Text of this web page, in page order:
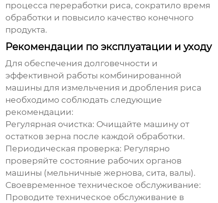
процесса переработки риса, сократило время
обработки и повысило качество конечного
продукта.
Рекомендации по эксплуатации и уходу
Для обеспечения долговечности и
эффективной работы комбинированной
машины для измельчения и дробления риса
необходимо соблюдать следующие
рекомендации:
Регулярная очистка: Очищайте машину от
остатков зерна после каждой обработки.
Периодическая проверка: Регулярно
проверяйте состояние рабочих органов
машины (мельничные жернова, сита, валы).
Своевременное техническое обслуживание:
Проводите техническое обслуживание в